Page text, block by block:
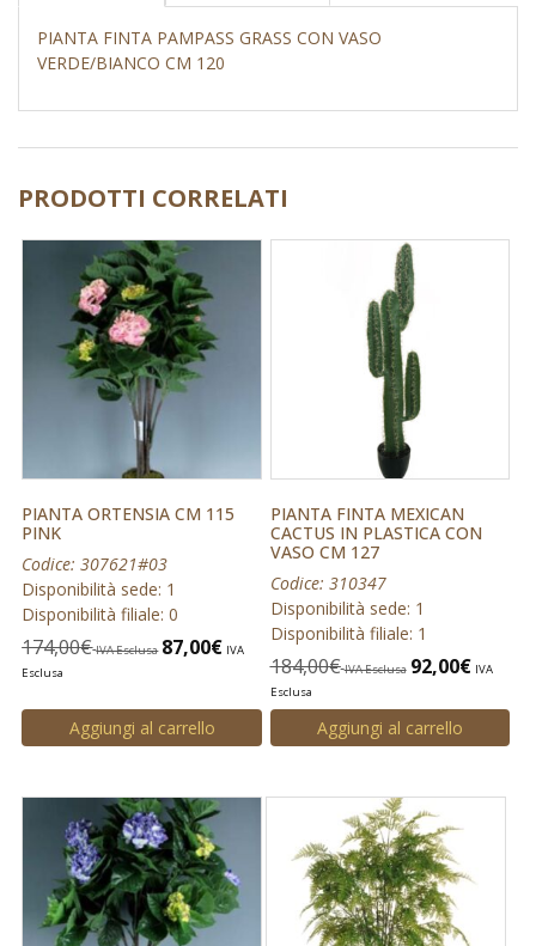
PIANTA FINTA PAMPASS GRASS CON VASO
VERDE/BIANCO CM 120
PRODOTTI CORRELATI
PIANTA ORTENSIA CM 115
PINK
Codice: 307621#03
Disponibilità sede: 1
Disponibilità filiale: 0
174,00€ IVA Esclusa 87,00€ IVA
Esclusa
Aggiungi al carrello
PIANTA FINTA MEXICAN
CACTUS IN PLASTICA CON
VASO CM 127
Codice: 310347
Disponibilità sede: 1
Disponibilità filiale: 1
184,00€ IVA Esclusa 92,00€ IVA
Esclusa
Aggiungi al carrello